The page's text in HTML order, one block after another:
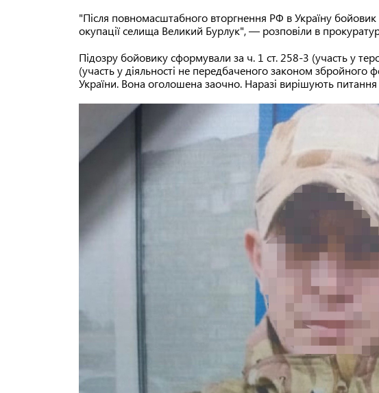
"Після повномасштабного вторгнення РФ в Україну
окупації селища Великий Бурлук", — розповіли в
Підозру бойовику сформували за ч. 1 ст. 258-3 (участь у
(участь у діяльності не передбаченого законом збройного
України. Вона оголошена заочно. Наразі вирішують